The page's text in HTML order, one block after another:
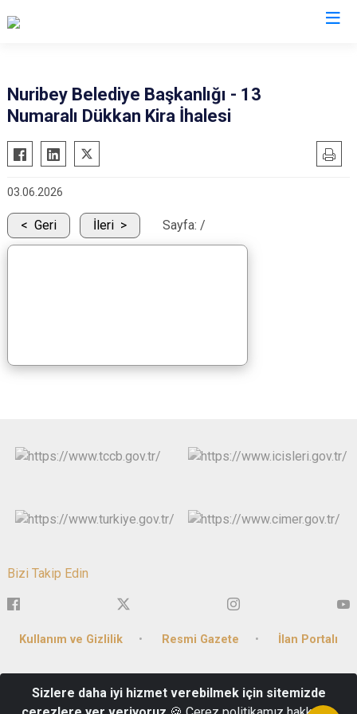
Nuribey Belediye Başkanlığı - 13
Numaralı Dükkan Kira İhalesi
03.06.2026
Geri İleri Sayfa: /
Bizi Takip Edin
Kullanım ve Gizlilik Resmi Gazete İlan Portalı
Afyonkarahisar - Kep Adresi : icisleribakanligi@hs01.kep.tr
Sizlere daha iyi hizmet verebilmek için sitemizde